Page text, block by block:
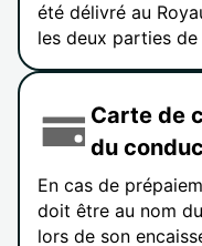
été délivré au
les deux parties
Carte de
du
En cas de
doit être au nom
lors de son